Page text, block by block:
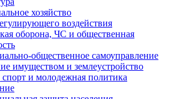
хозяйство
воздействия
оборона, ЧС и общественная
общественное самоуправление
имуществом и землеустройство
спорт и молодежная политика